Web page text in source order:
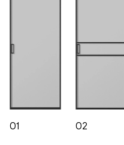
01 02